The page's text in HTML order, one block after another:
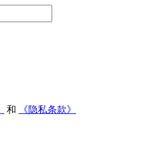
和 《隐私条款》